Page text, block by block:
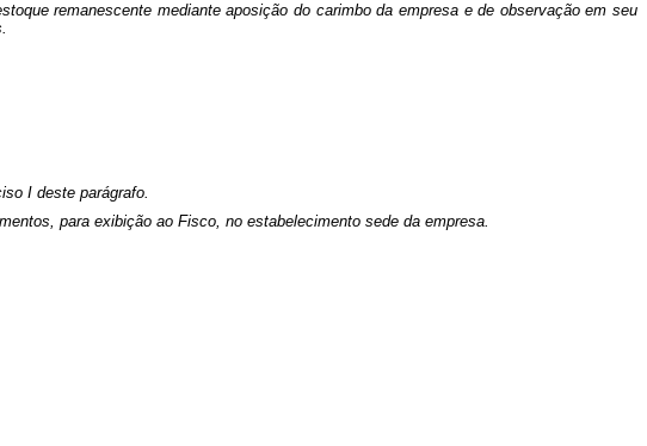
remanescente mediante aposição do carimbo da empresa e de observação em seu
I deste parágrafo.
para exibição ao Fisco, no estabelecimento sede da empresa.